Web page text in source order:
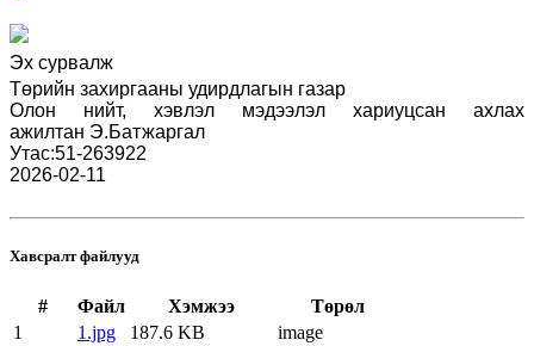
Эх сурвалж
Төрийн захиргааны удирдлагын газар
Олон нийт, хэвлэл мэдээлэл хариуцсан ахлах
ажилтан Э.Батжаргал
Утас:51-263922
2026-02-11
Хавсралт файлууд
# Файл Хэмжээ
Төрөл
1
1.jpg 187.6 KB
image